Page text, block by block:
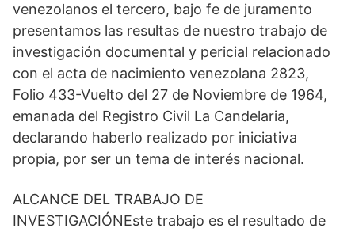
venezolanos el tercero, bajo fe de juramento
presentamos las resultas de nuestro trabajo de
investigación documental y pericial relacionado
con el acta de nacimiento venezolana 2823,
Folio 433-Vuelto del 27 de Noviembre de 1964,
emanada del Registro Civil La Candelaria,
declarando haberlo realizado por iniciativa
propia, por ser un tema de interés nacional.
ALCANCE DEL TRABAJO DE
INVESTIGACIÓNEste trabajo es el resultado de